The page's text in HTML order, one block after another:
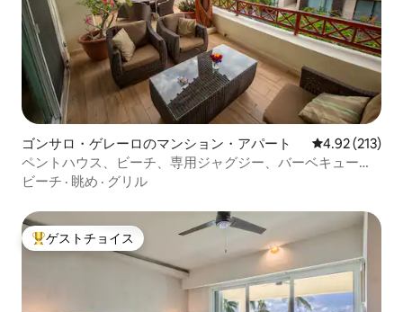
ゴンサロ・ゲレーロのマンション・アパート レビュー213
4.92 (213)
ペントハウス、ビーチ、専用ジャグジー、バーベキュー、
ファミリー
ビーチ · 眺め · グリル
大好評のゲストチョイスです。
ゲストチョイス